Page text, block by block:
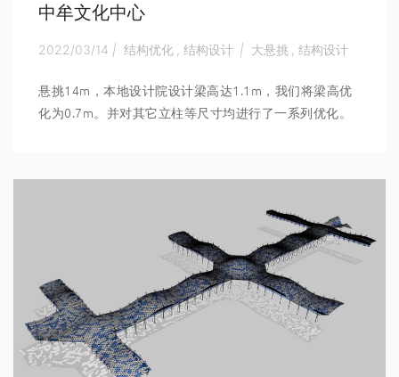
中牟文化中心
2022/03/14 | 结构优化 结构设计 | 大悬挑 结构设计
悬挑14m，本地设计院设计梁高达1.1m，我们将梁高优
化为0.7m。并对其它立柱等尺寸均进行了一系列优化。